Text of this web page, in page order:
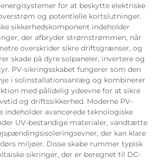
for at beskytte elektriske
og potentielle kortslutninger.
sikkerhedskomponent indeholder
der afbryder strømstrømmen, når
overskrider sikre driftsgrænser, og
skade på dyre solpaneler, invertere og
PV-sikringsskabet fungerer som den
i solinstallationsanlæg og kombinerer
med pålidelig ydeevne for at sikre
og driftssikkerhed. Moderne PV-
indeholder avancerede teknologiske
UV-bestandige materialer, vandtætte
der kan klare
miljøer. Disse skabe rummer typisk
sikringer, der er beregnet til DC-